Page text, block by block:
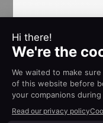
alguien de mayor
pero vale la
referencias son
el proceso de
Para hacerlo de
programa formal